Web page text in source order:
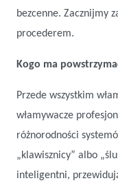
bezcenne. Zacznijmy
procederem.
Kogo ma
Przede wszystkim
włamywacze
różnorodności
„klawisznicy” albo
inteligentni,